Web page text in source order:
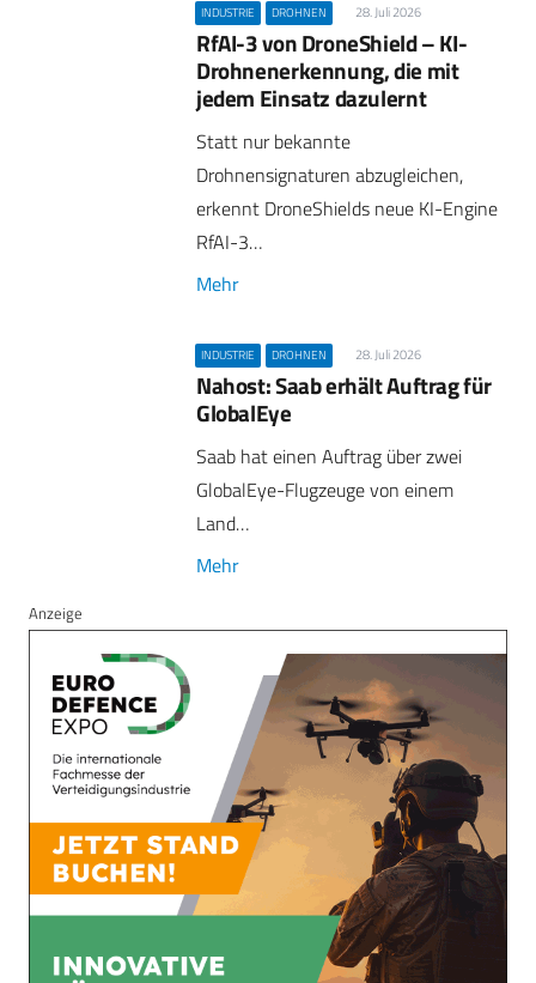
INDUSTRIE DROHNEN 28. Juli 2026
RfAI-3 von DroneShield – KI-
Drohnenerkennung, die mit
jedem Einsatz dazulernt
Statt nur bekannte
Drohnensignaturen abzugleichen,
erkennt DroneShields neue KI-Engine
RfAI-3…
Mehr
INDUSTRIE DROHNEN 28. Juli 2026
Nahost: Saab erhält Auftrag für
GlobalEye
Saab hat einen Auftrag über zwei
GlobalEye-Flugzeuge von einem
Land…
Mehr
Anzeige